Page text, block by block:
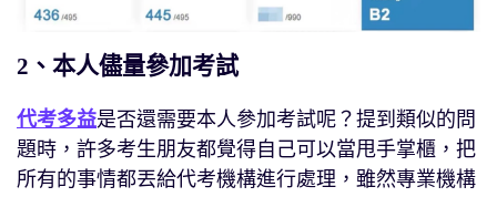
2、本人儘量參加考試
代考多益是否還需要本人參加考試呢？提到類似的問
題時，許多考生朋友都覺得自己可以當甩手掌櫃，把
所有的事情都丟給代考機構進行處理，雖然專業機構